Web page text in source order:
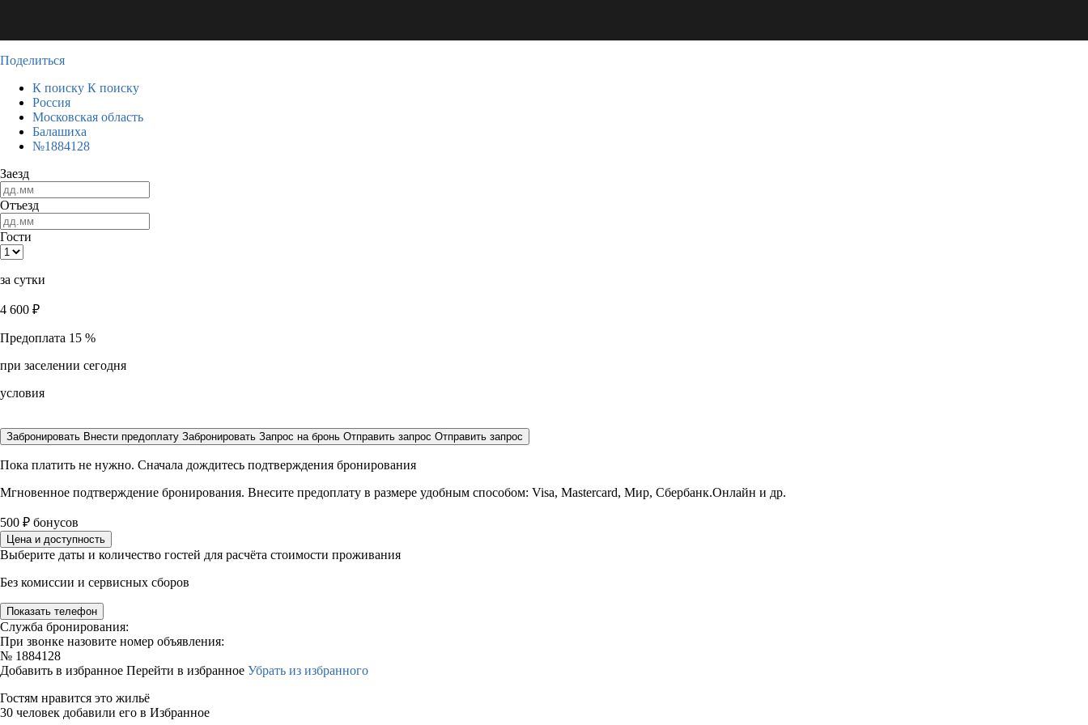
Поделиться
К поиску К поиску
Россия
Московская область
Балашиха
№1884128
Заезд
Отъезд
Гости
за сутки
4 600 ₽
Предоплата 15 %
при заселении сегодня
условия
Забронировать Внести предоплату Забронировать Запрос на бронь Отправить запрос Отправить запрос
Пока платить не нужно. Сначала дождитесь подтверждения бронирования
Мгновенное подтверждение бронирования. Внесите предоплату в размере удобным способом: Visa, Mastercard, Мир, Сбербанк.Онлайн и др.
500 ₽ бонусов
Цена и доступность
Выберите даты и количество гостей для расчёта стоимости проживания
Без комиссии и сервисных сборов
Показать телефон
Служба бронирования:
При звонке назовите номер объявления:
№ 1884128
Добавить в избранное Перейти в избранное Убрать из избранного
Гостям нравится это жильё
30 человек добавили его в Избранное